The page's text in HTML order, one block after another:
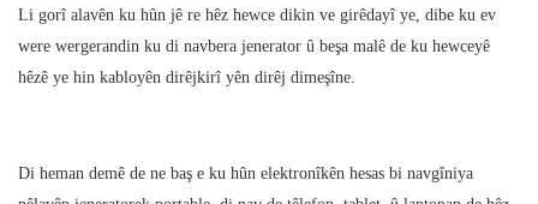
Li gorî alavên ku hûn jê re hêz hewce dikin ve girêdayî ye, dibe ku ev
were wergerandin ku di navbera jenerator û beşa malê de ku hewceyê
hêzê ye hin kabloyên dirêjkirî yên dirêj dimeşîne.
Di heman demê de ne baş e ku hûn elektronîkên hesas bi navgîniya